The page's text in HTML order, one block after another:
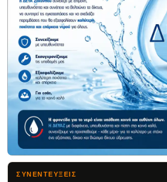
ΣΥΝΕΝΤΕΥΞΕΙΣ